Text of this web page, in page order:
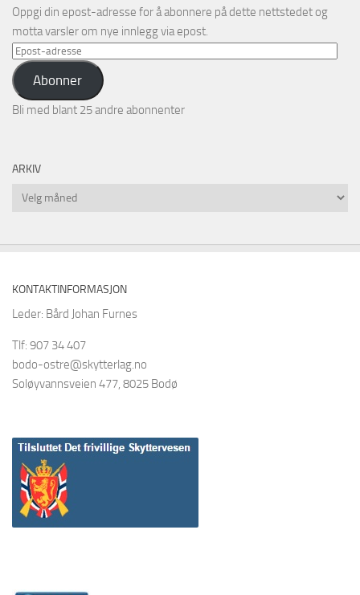
Oppgi din epost-adresse for å abonnere på dette nettstedet og
motta varsler om nye innlegg via epost.
Epost-
adresse
Abonner
Bli med blant 25 andre abonnenter
ARKIV
Arkiv
KONTAKTINFORMASJON
Leder: Bård Johan Furnes
Tlf: 907 34 407
bodo-ostre@skytterlag.no
Soløyvannsveien 477, 8025 Bodø